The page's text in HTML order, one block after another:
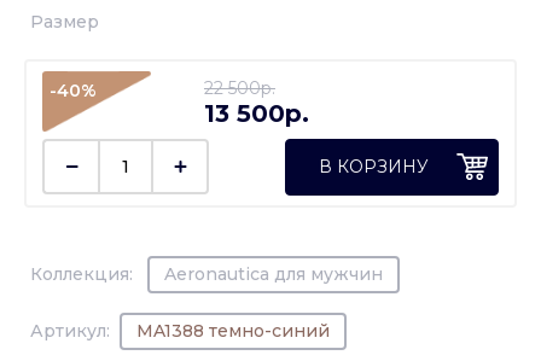
Коллекция: Aeronautica для мужчин
Артикул: MA1388 темно-синий
Размер
-40% 22 500p.
13 500p.
В КОРЗИНУ